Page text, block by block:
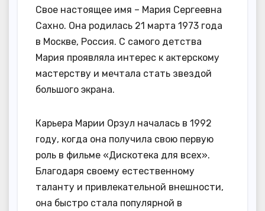
Свое настоящее имя – Мария Сергеевна
Сахно. Она родилась 21 марта 1973 года
в Москве, Россия. С самого детства
Мария проявляла интерес к актерскому
мастерству и мечтала стать звездой
большого экрана.
Карьера Марии Орзул началась в 1992
году, когда она получила свою первую
роль в фильме «Дискотека для всех».
Благодаря своему естественному
таланту и привлекательной внешности,
она быстро стала популярной в